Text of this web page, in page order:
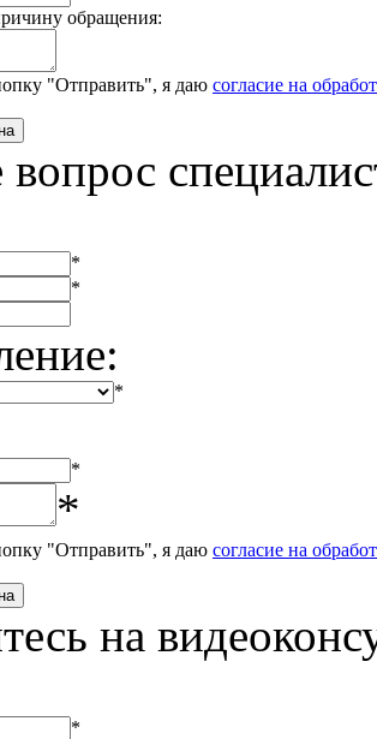
обращения:
"Отправить", я даю согласие на
вопрос
*
*
*
*
*
"Отправить", я даю согласие на
на
*